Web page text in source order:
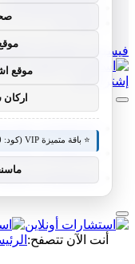
سياسة الخصوصية
فيسبوك
إشترك الآن
استشارات نفسية
استشارات صحية
استشارات أسرية
أنت الآن تتصفح:
موقع
اركان
⭐ باقة متميزة VIP (كود: AA26790):